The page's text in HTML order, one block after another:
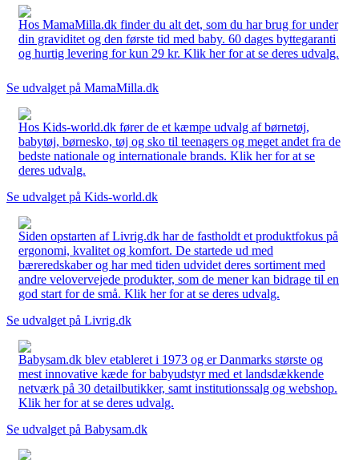
Hos MamaMilla.dk finder du alt det, som du har brug for under
din graviditet og den første tid med baby. 60 dages byttegaranti
og hurtig levering for kun 29 kr. Klik her for at se deres udvalg.
Se udvalget på MamaMilla.dk
Hos Kids-world.dk fører de et kæmpe udvalg af børnetøj,
babytøj, børnesko, tøj og sko til teenagers og meget andet fra de
bedste nationale og internationale brands. Klik her for at se
deres udvalg.
Se udvalget på Kids-world.dk
Siden opstarten af Livrig.dk har de fastholdt et produktfokus på
ergonomi, kvalitet og komfort. De startede ud med
bæreredskaber og har med tiden udvidet deres sortiment med
andre velovervejede produkter, som de mener kan bidrage til en
god start for de små. Klik her for at se deres udvalg.
Se udvalget på Livrig.dk
Babysam.dk blev etableret i 1973 og er Danmarks største og
mest innovative kæde for babyudstyr med et landsdækkende
netværk på 30 detailbutikker, samt institutionssalg og webshop.
Klik her for at se deres udvalg.
Se udvalget på Babysam.dk